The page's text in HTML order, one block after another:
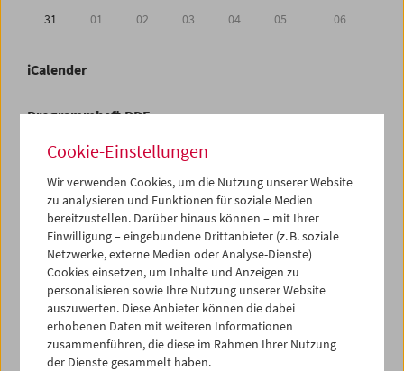
31
01 02 03 04 05 06
iCalender
Programmheft-PDF
English language or subtitles
< Vorherige Woche Nächste Woche >
Mo 3.8.
Di 4.8.
Mi 5.8.
Cookie-Einstellungen
Wir verwenden Cookies, um die Nutzung unserer Website
zu analysieren und Funktionen für soziale Medien
bereitzustellen. Darüber hinaus können – mit Ihrer
Einwilligung – eingebundene Drittanbieter (z. B. soziale
Netzwerke, externe Medien oder Analyse-Dienste)
Cookies einsetzen, um Inhalte und Anzeigen zu
personalisieren sowie Ihre Nutzung unserer Website
auszuwerten. Diese Anbieter können die dabei
erhobenen Daten mit weiteren Informationen
zusammenführen, die diese im Rahmen Ihrer Nutzung
der Dienste gesammelt haben.